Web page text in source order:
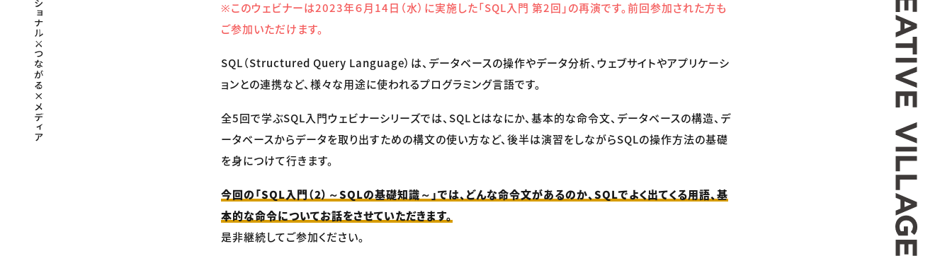
※このウェビナーは2023年６月14日（水）に実施した「SQL入門 第2回」の再演です。前回参加された方も
ご参加いただけます。
SQL（Structured Query Language）は、データベースの操作やデータ分析、ウェブサイトやアプリケーシ
ョンとの連携など、様々な用途に使われるプログラミング言語です。
全5回で学ぶSQL入門ウェビナーシリーズでは、SQLとはなにか、基本的な命令文、データベースの構造、デ
ータベースからデータを取り出すための構文の使い方など、後半は演習をしながらSQLの操作方法の基礎
を身につけて行きます。
今回の「SQL入門（2）～SQLの基礎知識～」では、どんな命令文があるのか、SQLでよく出てくる用語、基
本的な命令についてお話をさせていただきます。
是非継続してご参加ください。